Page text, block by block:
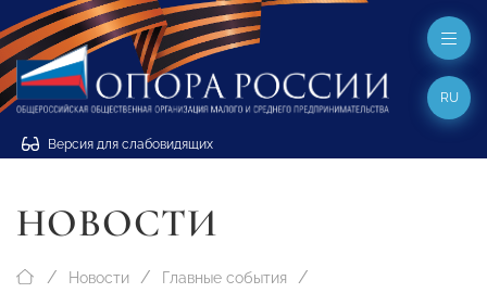
Версия для слабовидящих
RU
НОВОСТИ
Новости Главные события